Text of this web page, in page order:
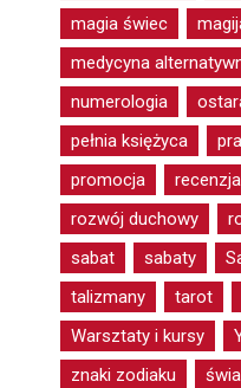
magia świec
medycyna
numerologia
pełnia księżyca
promocja
rozwój duchowy
sabat
sabaty
talizmany
tarot
Warsztaty i kursy
znaki zodiaku